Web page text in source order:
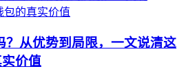
？从优势到局限，一文说清这
价值